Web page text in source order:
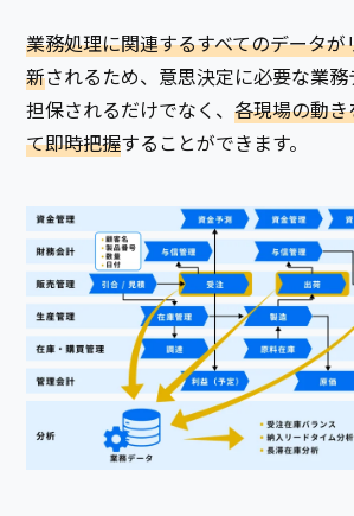
業務処理に関連するすべてのデータ
新されるため、意思決定に必要な業
担保されるだけでなく、各現場の動
て即時把握することができます。